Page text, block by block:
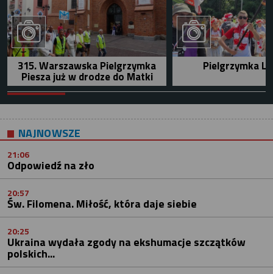
315. Warszawska Pielgrzymka
Piesza już w drodze do Matki
Pielgrzymka
NAJNOWSZE
21:06
Odpowiedź na zło
20:57
Św. Filomena. Miłość, która daje siebie
20:25
Ukraina wydała zgody na ekshumacje szczątków
polskich...